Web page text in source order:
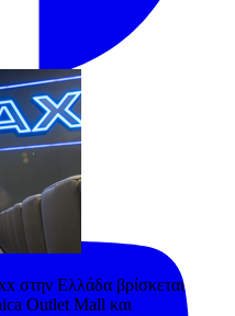
στην Ελλάδα βρίσκεται
Outlet Mall και